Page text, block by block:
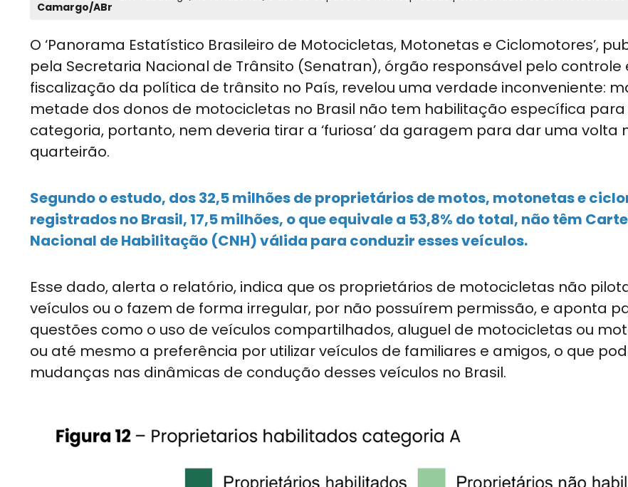
Camargo/ABr
O ‘Panorama Estatístico Brasileiro de Motocicletas, Motonetas e Ciclomotores’,
pela Secretaria Nacional de Trânsito (Senatran), órgão responsável pelo controle
fiscalização da política de trânsito no País, revelou uma verdade inconveniente:
metade dos donos de motocicletas no Brasil não tem habilitação específica para
categoria, portanto, nem deveria tirar a ‘furiosa’ da garagem para dar uma volta
quarteirão.
Segundo o estudo, dos 32,5 milhões de proprietários de motos, motonetas e
registrados no Brasil, 17,5 milhões, o que equivale a 53,8% do total, não têm
Nacional de Habilitação (CNH) válida para conduzir esses veículos.
Esse dado, alerta o relatório, indica que os proprietários de motocicletas não
veículos ou o fazem de forma irregular, por não possuírem permissão, e aponta
questões como o uso de veículos compartilhados, aluguel de motocicletas ou
ou até mesmo a preferência por utilizar veículos de familiares e amigos, o que
mudanças nas dinâmicas de condução desses veículos no Brasil.